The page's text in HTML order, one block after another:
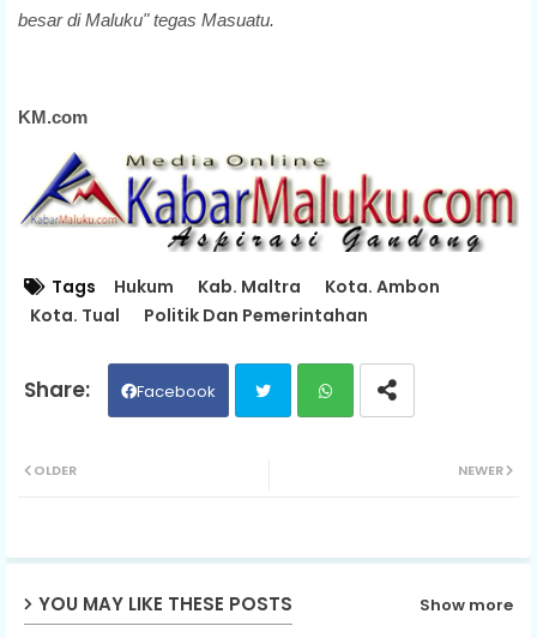
besar di Maluku" tegas Masuatu.
KM.com
Tags Hukum Kab. Maltra
Kota. Ambon
Kota. Tual
Politik Dan Pemerintahan
Facebook
ap
NEWER
OLDER
YOU MAY LIKE THESE POSTS Show more